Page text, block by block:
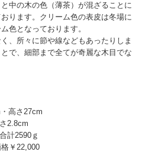
中の木の色（薄茶）が混ざることに
ります。クリーム色の表皮は冬場に
色となっております。
、所々に節や線などもあったりしま
で、細部まで全てが奇麗な木目でな
高さ27cm
2.8cm
計2590ｇ
￥22,000